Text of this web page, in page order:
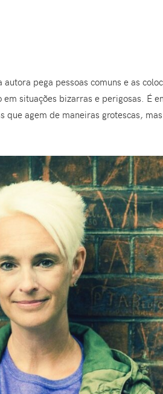
pega pessoas comuns e as
em situações bizarras e perigosas. É
que agem de maneiras grotescas,